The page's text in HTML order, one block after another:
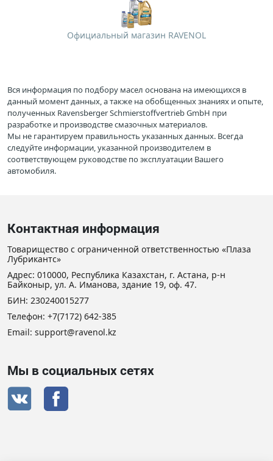
Официальный магазин RAVENOL
Вся информация по подбору масел основана на имеющихся в
данный момент данных, а также на обобщенных знаниях и опыте,
полученных Ravensberger Schmierstoffvertrieb GmbH при
разработке и производстве смазочных материалов.
Мы не гарантируем правильность указанных данных. Всегда
следуйте информации, указанной производителем в
соответствующем руководстве по эксплуатации Вашего
автомобиля.
Контактная информация
Товарищество с ограниченной ответственностью «Плаза
Лубрикантс»
Адрес: 010000, Республика Казахстан, г. Астана, р-н
Байконыр, ул. А. Иманова, здание 19, оф. 47.
БИН: 230240015277
Телефон: +7(7172) 642-385
Email: support@ravenol.kz
Мы в социальных сетях